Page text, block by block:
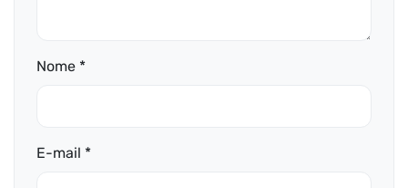
Nome *
E-mail *